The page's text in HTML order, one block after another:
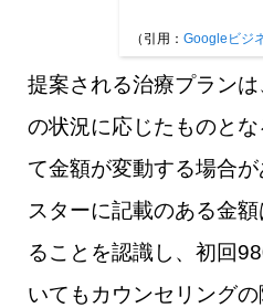
（引用： Googleビジ
提案される治療プラン
の状況に応じたものと
て金額が変動する場合
スターに記載のある金
ることを認識し、初回
いてもカウンセリング